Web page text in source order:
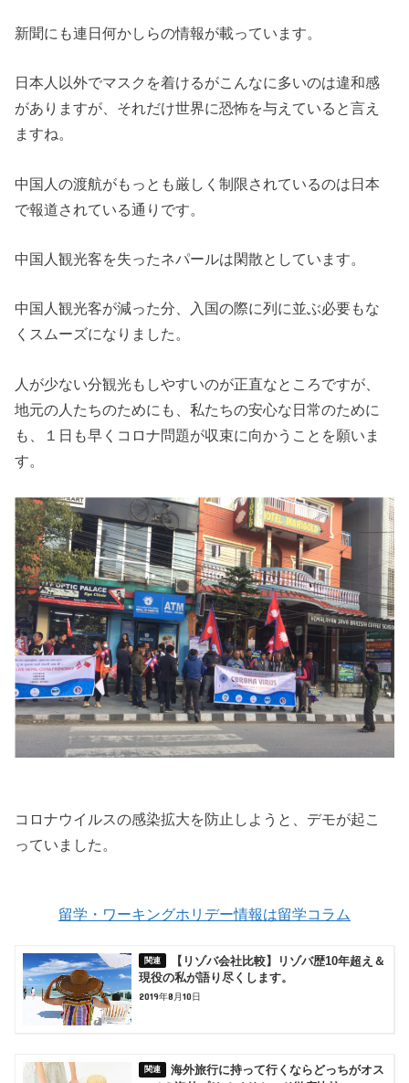
新聞にも連日何かしらの情報が載っています。
日本人以外でマスクを着けるがこんなに多いのは違和感
がありますが、それだけ世界に恐怖を与えていると言え
ますね。
中国人の渡航がもっとも厳しく制限されているのは日本
で報道されている通りです。
中国人観光客を失ったネパールは閑散としています。
中国人観光客が減った分、入国の際に列に並ぶ必要もな
くスムーズになりました。
人が少ない分観光もしやすいのが正直なところですが、
地元の人たちのためにも、私たちの安心な日常のために
も、１日も早くコロナ問題が収束に向かうことを願いま
す。
コロナウイルスの感染拡大を防止しようと、デモが起こ
っていました。
留学・ワーキングホリデー情報は留学コラム
【リゾバ会社比較】リゾバ歴10年超え＆
現役の私が語り尽くします。
2019年8月10日
海外旅行に持って行くならどっちがオス